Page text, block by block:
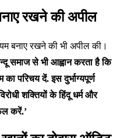
रखने की अपील
बनाए रखने की भी अपील की।
समाज से भी आह्वान करता है कि
परिचय दें. इस दुर्भाग्यपूर्ण
शक्तियों के हिंदू धर्म और
करें.’